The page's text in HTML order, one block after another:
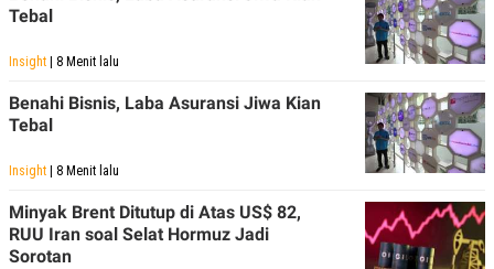
Tebal
Insight | 8 Menit lalu
Benahi Bisnis, Laba Asuransi Jiwa Kian
Tebal
Insight | 8 Menit lalu
Minyak Brent Ditutup di Atas US$ 82,
RUU Iran soal Selat Hormuz Jadi
Sorotan